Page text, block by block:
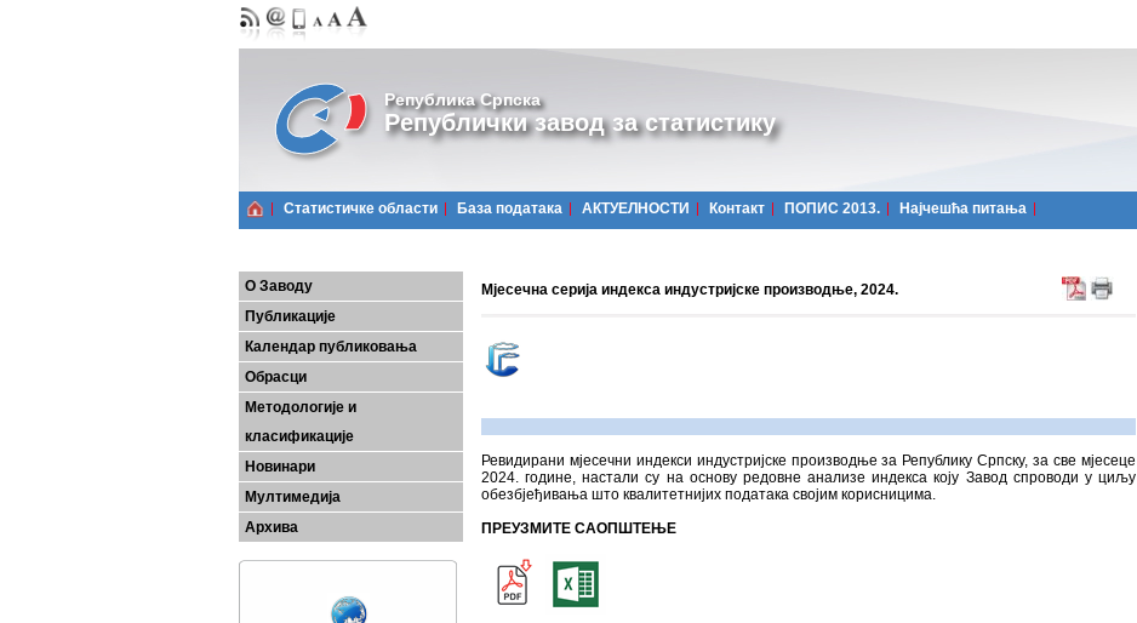
Република Српска
Републички завод за статистику
Статистичке области Базa података АКТУЕЛНОСТИ Контакт ПОПИС 2013. Најчешћa питања
О Заводу
Публикације
Календар публиковања
Обрасци
Методологије и
класификације
Новинари
Мултимедија
Архива
Мјесечна серија индекса индустријске производње, 2024.
Ревидирани мјесечни индекси индустријске производње за Републику Српску, за све мјесеце
2024. године, настали су на основу редовне анализе индекса коју Завод спроводи у циљу
обезбјеђивања што квалитетнијих података својим корисницима.
ПРЕУЗМИТЕ САОПШТЕЊЕ